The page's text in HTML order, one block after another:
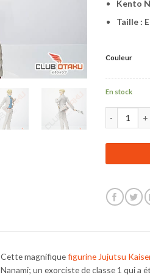
Kento
Taille :
Couleur
En stock
Cette magnifiquefigurine Jujutsu
Nanami; un exorciste de classe 1 qui a